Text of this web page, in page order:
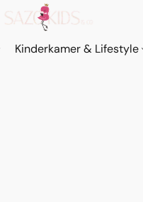
Kinderkamer & Lifestyle